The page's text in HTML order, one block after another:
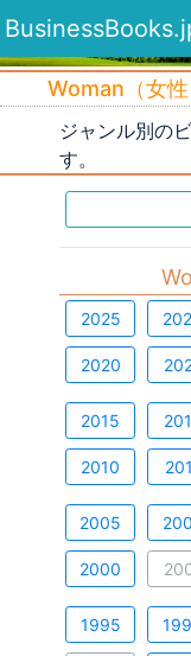
Woman（女
ジャンル別の
す。
2025
2020
2015
2010
2005
2000
1995